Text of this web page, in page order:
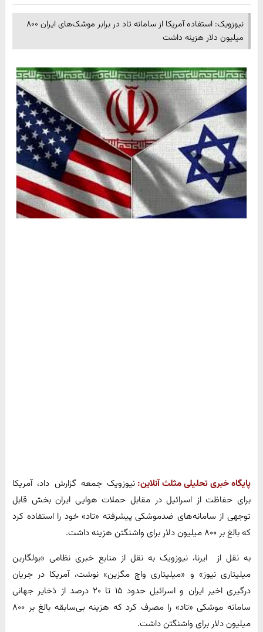
نیوزویک: استفاده آمریکا از سامانه تاد در برابر موشک‌های ایران ۸۰۰
میلیون دلار هزینه داشت
پایگاه خبری تحلیلی مثلث آنلاین: نیوزویک جمعه گزارش داد، آمریکا
برای حفاظت از اسرائیل در مقابل حملات هوایی ایران بخش قابل
توجهی از سامانه‌های ضدموشکی پیشرفته «تاد» خود را استفاده کرد
که بالغ بر ۸۰۰ میلیون دلار برای واشنگتن هزینه داشت.
به نقل از ایرنا، نیوزویک به نقل از منابع خبری نظامی «بولگارین
میلیتاری نیوز» و «میلیتاری واچ مگزین» نوشت، آمریکا در جریان
درگیری اخیر ایران و اسرائیل حدود ۱۵ تا ۲۰ درصد از ذخایر جهانی
سامانه موشکی «تاد» را مصرف کرد که هزینه بی‌سابقه بالغ بر ۸۰۰
میلیون دلار برای واشنگتن داشت.